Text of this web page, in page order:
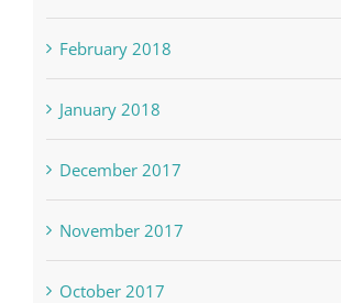
February 2018
January 2018
December 2017
November 2017
October 2017